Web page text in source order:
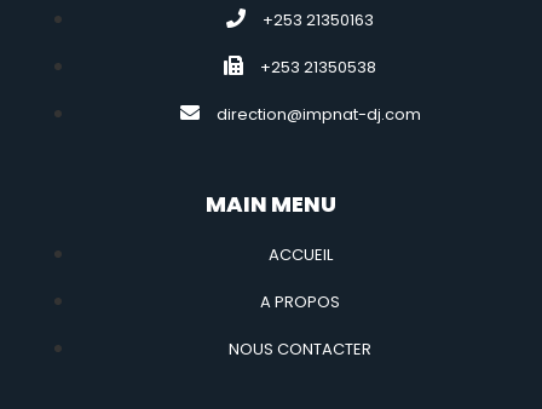
+253 21350163
+253 21350538
direction@impnat-dj.com
MAIN MENU
ACCUEIL
A PROPOS
NOUS CONTACTER